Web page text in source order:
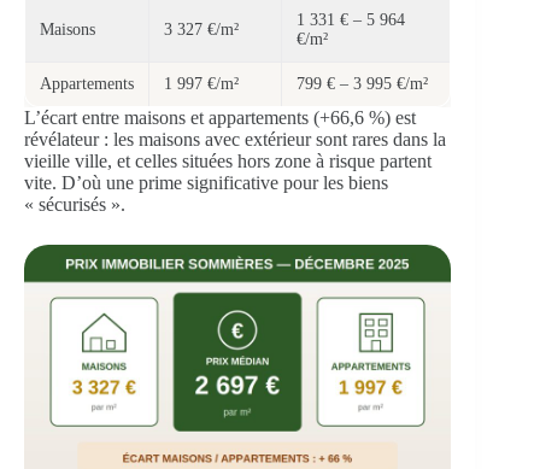
Maisons 3 327 €/m²
1 331 € – 5 964
€/m²
Appartements 1 997 €/m² 799 € – 3 995 €/m²
L’écart entre maisons et appartements (+66,6 %) est
révélateur : les maisons avec extérieur sont rares dans la
vieille ville, et celles situées hors zone à risque partent
vite. D’où une prime significative pour les biens
« sécurisés ».